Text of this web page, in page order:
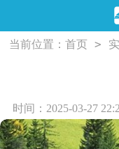
当前位置：首页 >
时间：2025-03-27